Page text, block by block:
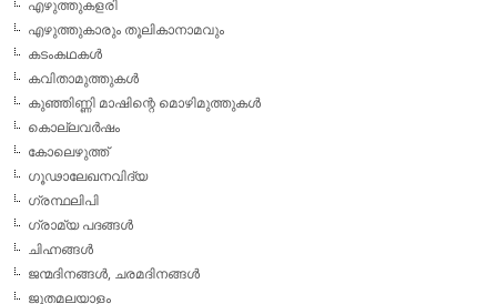
എഴുത്തുകളരി
എഴുത്തുകാരും തൂലികാനാമവും
കടംകഥകള്‍
കവിതാമുത്തുകള്‍
കുഞ്ഞിണ്ണി മാഷിന്റെ മൊഴിമുത്തുകള്‍
കൊല്ലവര്‍ഷം
കോലെഴുത്ത്
ഗൂഢാലേഖനവിദ്യ
ഗ്രന്ഥലിപി
ഗ്രാമ്യ പദങ്ങള്‍
ചിഹ്നങ്ങള്‍
ജന്മദിനങ്ങള്‍, ചരമദിനങ്ങള്‍
ജൂതമലയാളം